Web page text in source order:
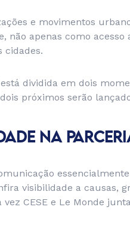
e movimentos
não apenas como
cidades.
está dividida em dois
próximos serão
NA
visibilidade a causas,
CESE e Le Monde